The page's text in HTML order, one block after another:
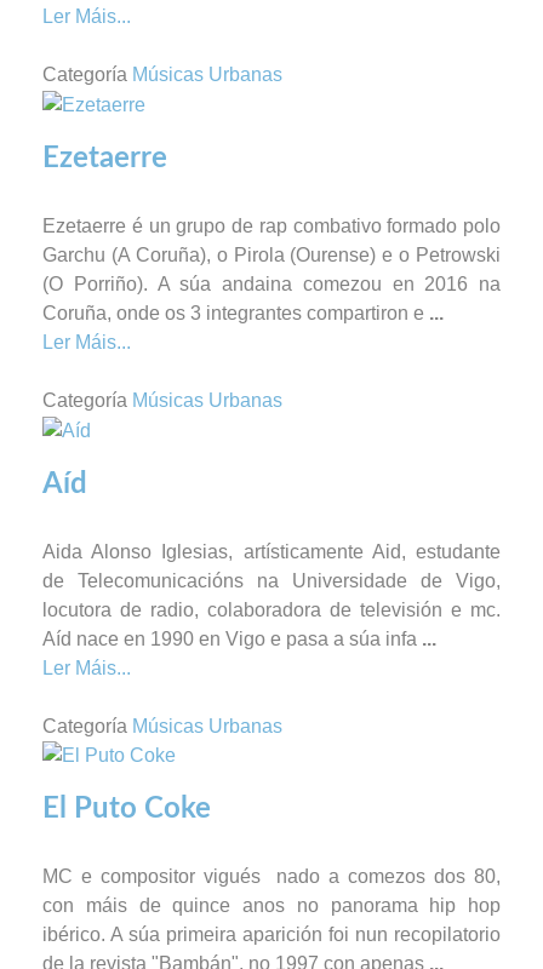
Ler Máis...
Categoría Músicas Urbanas
Ezetaerre
Ezetaerre é un grupo de rap combativo formado polo
Garchu (A Coruña), o Pirola (Ourense) e o Petrowski
(O Porriño). A súa andaina comezou en 2016 na
Coruña, onde os 3 integrantes compartiron e ...
Ler Máis...
Categoría Músicas Urbanas
Aíd
Aida Alonso Iglesias, artísticamente Aid, estudante
de Telecomunicacións na Universidade de Vigo,
locutora de radio, colaboradora de televisión e mc.
Aíd nace en 1990 en Vigo e pasa a súa infa ...
Ler Máis...
Categoría Músicas Urbanas
El Puto Coke
MC e compositor vigués nado a comezos dos 80,
con máis de quince anos no panorama hip hop
ibérico. A súa primeira aparición foi nun recopilatorio
de la revista "Bambán", no 1997 con apenas ...